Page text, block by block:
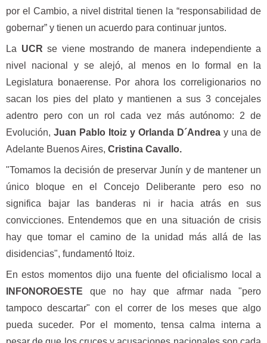
por el Cambio, a nivel distrital tienen la “responsabilidad de
gobernar” y tienen un acuerdo para continuar juntos.
La UCR se viene mostrando de manera independiente a
nivel nacional y se alejó, al menos en lo formal en la
Legislatura bonaerense. Por ahora los correligionarios no
sacan los pies del plato y mantienen a sus 3 concejales
adentro pero con un rol cada vez más autónomo: 2 de
Evolución, Juan Pablo Itoiz y Orlanda D´Andrea y una de
Adelante Buenos Aires, Cristina Cavallo.
"Tomamos la decisión de preservar Junín y de mantener un
único bloque en el Concejo Deliberante pero eso no
significa bajar las banderas ni ir hacia atrás en sus
convicciones. Entendemos que en una situación de crisis
hay que tomar el camino de la unidad más allá de las
disidencias", fundamentó Itoiz.
En estos momentos dijo una fuente del oficialismo local a
INFONOROESTE que no hay que afrmar nada "pero
tampoco descartar" con el correr de los meses que algo
pueda suceder. Por el momento, tensa calma interna a